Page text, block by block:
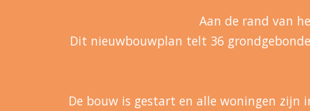
Aan de rand van
Dit nieuwbouwplan telt 36
De bouw is gestart en alle woningen